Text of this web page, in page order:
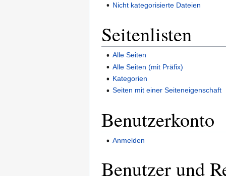
Nicht kategorisierte Dateien
Seitenlisten
Alle Seiten
Alle Seiten (mit Präfix)
Kategorien
Seiten mit einer Seiteneigenschaft
Benutzerkonto
Anmelden
Benutzer und